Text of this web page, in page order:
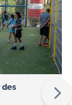
des